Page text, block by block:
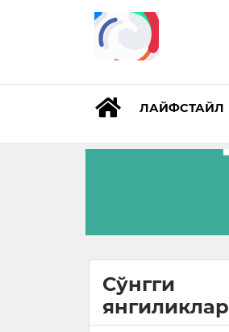
ЛАЙФСТАЙЛ
Сўнгги
янгиликлар